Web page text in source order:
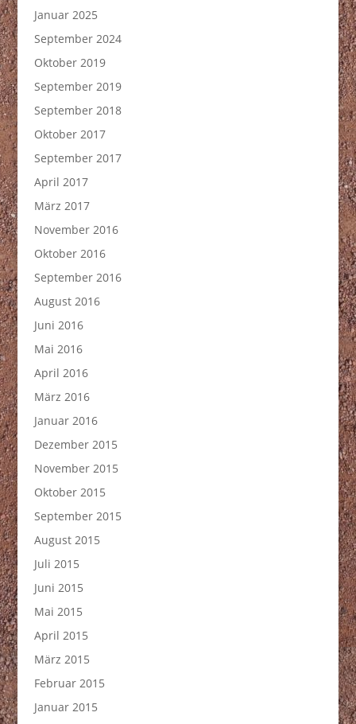
Januar 2025
September 2024
Oktober 2019
September 2019
September 2018
Oktober 2017
September 2017
April 2017
März 2017
November 2016
Oktober 2016
September 2016
August 2016
Juni 2016
Mai 2016
April 2016
März 2016
Januar 2016
Dezember 2015
November 2015
Oktober 2015
September 2015
August 2015
Juli 2015
Juni 2015
Mai 2015
April 2015
März 2015
Februar 2015
Januar 2015